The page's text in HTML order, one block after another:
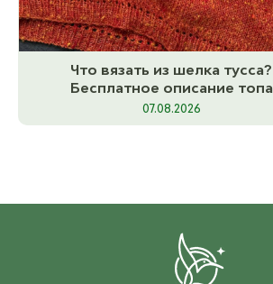
Что вязать из шелка тусса?
Бесплатное описание топа
07.08.2026